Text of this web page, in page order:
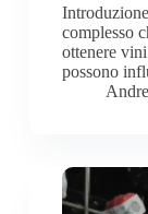
complesso
ottenere
possono